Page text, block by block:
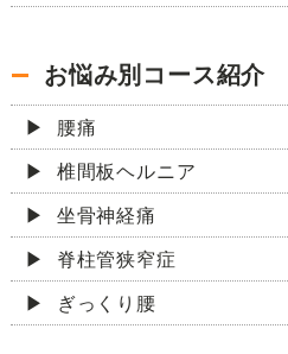
お悩み別コース紹介
腰痛
椎間板ヘルニア
坐骨神経痛
脊柱管狭窄症
ぎっくり腰